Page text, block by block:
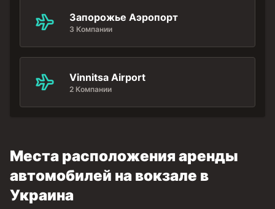
Запорожье Аэропорт
3 Компании
Vinnitsa Airport
2 Компании
Места расположения аренды
автомобилей на вокзале в
Украина